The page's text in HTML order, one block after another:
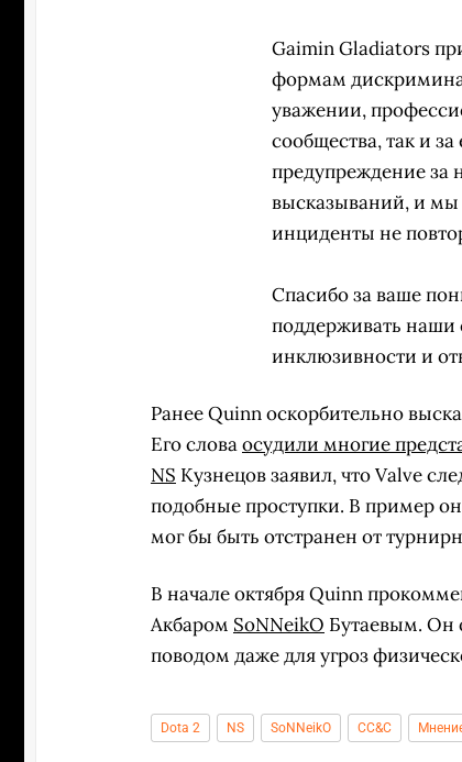
Gaimin Gladiators
формам
уважении,
сообщества, так и
предупреждение за
высказываний, и
инциденты не
Спасибо за ваше
поддерживать наши
инклюзивности и
Ранее Quinn оскорбительно
Его словаосудили многие
NS Кузнецов заявил, что Valve
подобные проступки. В пример
мог бы быть отстранен от
В начале октября Quinn
Акбаром SoNNeikO Бутаевым. Он
поводом даже для угроз
Dota 2 NS SoNNeikO CC&C